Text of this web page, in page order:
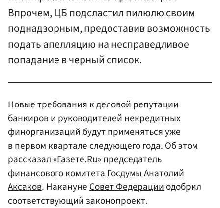
Впрочем, ЦБ подсластил пилюлю своим
поднадзорным, предоставив возможность
подать апелляцию на несправедливое
попадание в черный список.
Новые требования к деловой репутации
банкиров и руководителей некредитных
финорганизаций будут применяться уже
в первом квартале следующего года. Об этом
рассказал «Газете.Ru» председатель
финансового комитета ГосдумыАнатолий
Аксаков. Накануне Совет Федерации одобрил
соответствующий законопроект.